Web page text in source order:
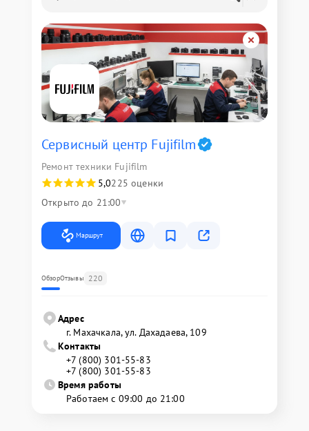
Сервисный центр Fujifilm
Ремонт техники Fujifilm
5,0225 оценки
Открыто до 21:00
Маршрут
ОбзорОтзывы 220
Адрес
г. Махачкала, ул. Дахадаева, 109
Контакты
+7 (800) 301-55-83
+7 (800) 301-55-83
Время работы
Работаем с 09:00 до 21:00